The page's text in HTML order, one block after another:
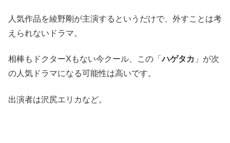
人気作品を綾野剛が主演するというだけで、外すことは考
えられないドラマ。
相棒もドクターXもない今クール、この「ハゲタカ 」が次
の人気ドラマになる可能性は高いです。
出演者は沢尻エリカなど。